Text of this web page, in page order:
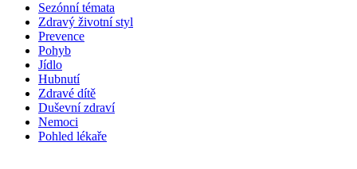
Sezónní témata
Zdravý životní styl
Prevence
Pohyb
Jídlo
Hubnutí
Zdravé dítě
Duševní zdraví
Nemoci
Pohled lékaře